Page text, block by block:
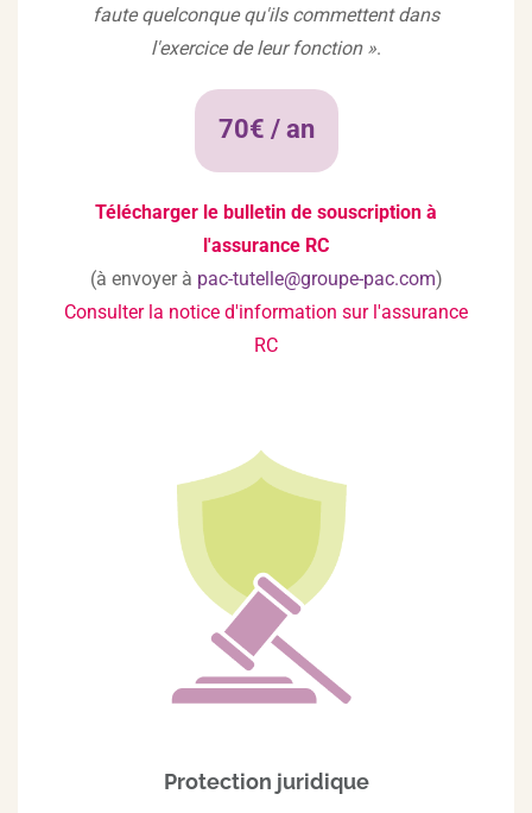
faute quelconque qu'ils commettent dans
l'exercice de leur fonction ».
70€ / an
Télécharger le bulletin de souscription à
l'assurance RC
(à envoyer à pac-tutelle@groupe-pac.com)
Consulter la notice d'information sur l'assurance
RC
Protection juridique